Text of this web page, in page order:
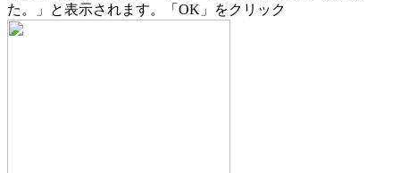
た。」と表示されます。「OK」をクリック